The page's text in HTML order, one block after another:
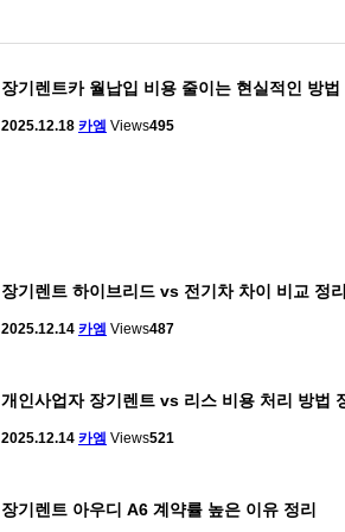
장기렌트카 월납입 비용 줄이는 현실적인 방법
2025.12.18 카엠 Views495
장기렌트 하이브리드 vs 전기차 차이 비교 정
2025.12.14 카엠 Views487
개인사업자 장기렌트 vs 리스 비용 처리 방법
2025.12.14 카엠 Views521
장기렌트 아우디 A6 계약률 높은 이유 정리